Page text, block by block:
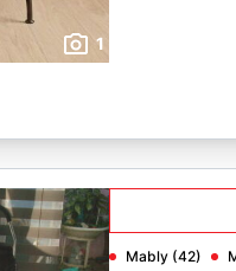
1
Mably (42)